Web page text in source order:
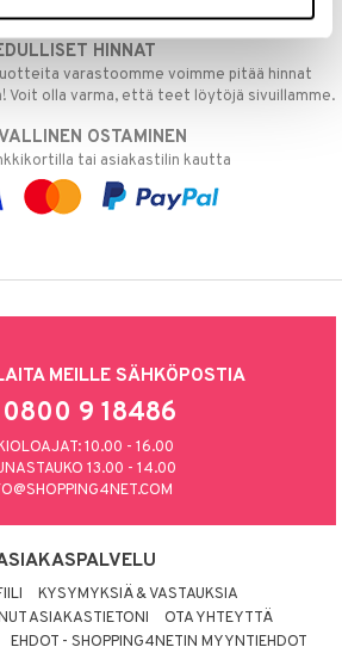
HINNAT
varastoomme voimme pitää hinnat
Voit olla varma, että teet löytöjä sivuillamme.
OSTAMINEN
tai asiakastilin kautta
MEILLE SÄHKÖPOSTIA
9 18486
10.00 - 16.00
13.00 - 14.00
KYSYMYKSIÄ & VASTAUKSIA
ASIAKASTIETONI
OTA YHTEYTTÄ
EHDOT - SHOPPING4NETIN MYYNTIEHDOT